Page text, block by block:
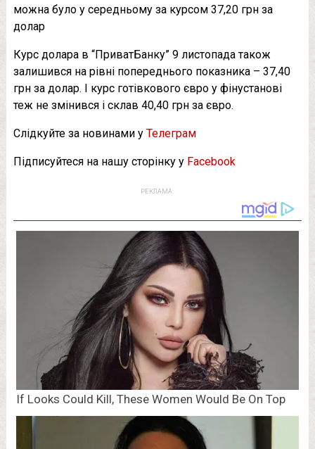
можна було у середньому за курсом 37,20 грн за
долар
Курс долара в “ПриватБанку” 9 листопада також
залишився на рівні попереднього показника – 37,40
грн за долар. І курс готівкового євро у фінустанові
теж не змінився і склав 40,40 грн за євро.
Слідкуйте за новинами у Телеграм
Підписуйтеся на нашу сторінку у Facebook
РЕКЛАМА: